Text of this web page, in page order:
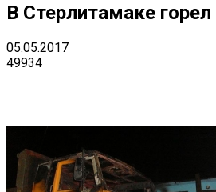
В Стерлитамаке
05.05.2017
49934